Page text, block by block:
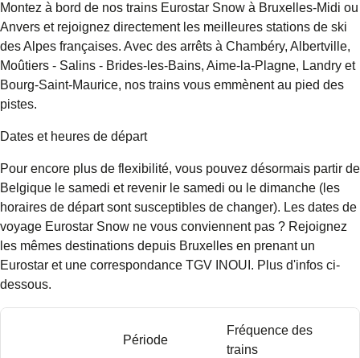
Montez à bord de nos trains Eurostar Snow à Bruxelles-Midi ou
Anvers et rejoignez directement les meilleures stations de ski
des Alpes françaises. Avec des arrêts à Chambéry, Albertville,
Moûtiers - Salins - Brides-les-Bains, Aime-la-Plagne, Landry et
Bourg-Saint-Maurice, nos trains vous emmènent au pied des
pistes.
Dates et heures de départ
Pour encore plus de flexibilité, vous pouvez désormais partir de
Belgique le samedi et revenir le samedi ou le dimanche (les
horaires de départ sont susceptibles de changer). Les dates de
voyage Eurostar Snow ne vous conviennent pas ? Rejoignez
les mêmes destinations depuis Bruxelles en prenant un
Eurostar et une correspondance TGV INOUI. Plus d'infos ci-
dessous.
Période
Fréquence des
trains